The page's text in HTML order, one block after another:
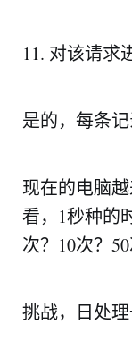
11. 对该请求
是的，每条
现在的电脑
看，1秒种的
次？10次？
挑战，日处